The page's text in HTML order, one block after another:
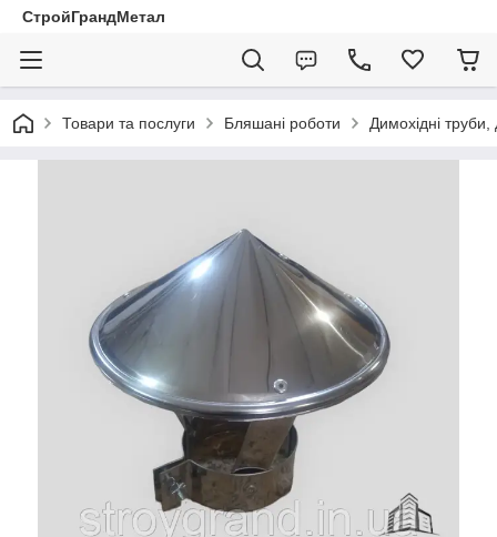
СтройГрандМетал
Товари та послуги Бляшані роботи Димохідні труби,